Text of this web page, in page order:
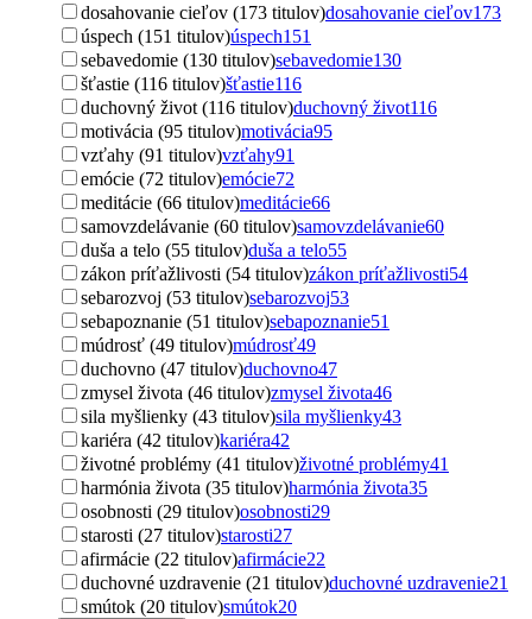
dosahovanie cieľov (173 titulov)dosahovanie cieľov173
úspech (151 titulov)úspech151
sebavedomie (130 titulov)sebavedomie130
šťastie (116 titulov)šťastie116
duchovný život (116 titulov)duchovný život116
motivácia (95 titulov)motivácia95
vzťahy (91 titulov)vzťahy91
emócie (72 titulov)emócie72
meditácie (66 titulov)meditácie66
samovzdelávanie (60 titulov)samovzdelávanie60
duša a telo (55 titulov)duša a telo55
zákon príťažlivosti (54 titulov)zákon príťažlivosti54
sebarozvoj (53 titulov)sebarozvoj53
sebapoznanie (51 titulov)sebapoznanie51
múdrosť (49 titulov)múdrosť49
duchovno (47 titulov)duchovno47
zmysel života (46 titulov)zmysel života46
sila myšlienky (43 titulov)sila myšlienky43
kariéra (42 titulov)kariéra42
životné problémy (41 titulov)životné problémy41
harmónia života (35 titulov)harmónia života35
osobnosti (29 titulov)osobnosti29
starosti (27 titulov)starosti27
afirmácie (22 titulov)afirmácie22
duchovné uzdravenie (21 titulov)duchovné uzdravenie21
smútok (20 titulov)smútok20